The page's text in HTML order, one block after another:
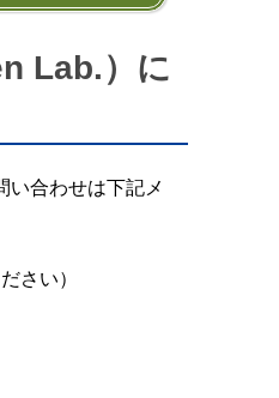
Lab.）に
合わせは下記メ
さい）